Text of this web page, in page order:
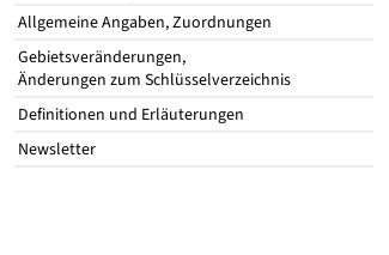
Allgemeine Angaben, Zuordnungen
Gebietsveränderungen,
Änderungen zum Schlüsselverzeichnis
Definitionen und Erläuterungen
Newsletter